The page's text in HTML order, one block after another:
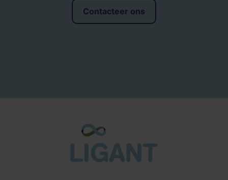
Contacteer ons